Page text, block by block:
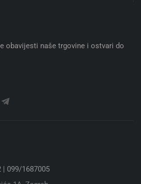
obavijesti naše trgovine i ostvari do
| 099/1687005